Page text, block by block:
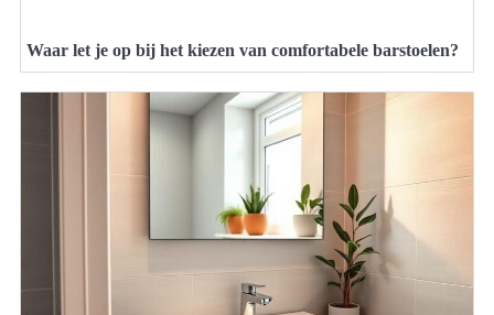
Waar let je op bij het kiezen van comfortabele barstoelen?